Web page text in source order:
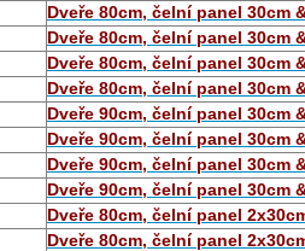
Dveře 80cm, čelní panel 30cm
Dveře 80cm, čelní panel 30cm
Dveře 80cm, čelní panel 30cm
Dveře 80cm, čelní panel 30cm
Dveře 90cm, čelní panel 30cm
Dveře 90cm, čelní panel 30cm
Dveře 90cm, čelní panel 30cm
Dveře 90cm, čelní panel 30cm
Dveře 80cm, čelní panel
Dveře 80cm, čelní panel